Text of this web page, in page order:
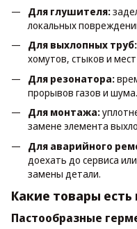
Для глушителя:
локальных
Для выхлопных труб:
хомутов, стыков и
Для резонатора:
прорывов газов и шума.
Для монтажа:
замене элемента
Для аварийного
доехать до сервиса
замены детали.
Какие товары есть
Пастообразные